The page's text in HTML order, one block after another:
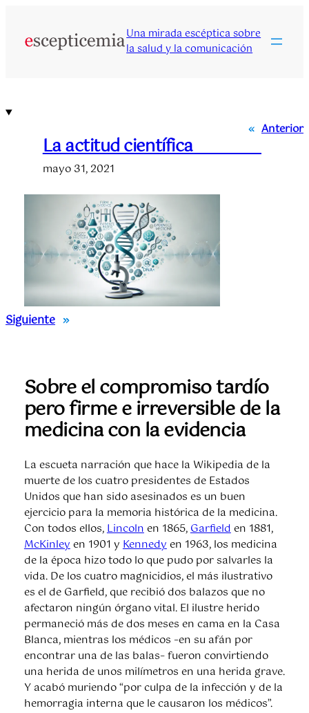
contenido
Una mirada escéptica sobre
la salud y la comunicación
« Anterior
La actitud científica
mayo 31, 2021
Siguiente »
Sobre el compromiso tardío
pero firme e irreversible de la
medicina con la evidencia
La escueta narración que hace la Wikipedia de la
muerte de los cuatro presidentes de Estados
Unidos que han sido asesinados es un buen
ejercicio para la memoria histórica de la medicina.
Con todos ellos,Lincolnen 1865,Garfielden 1881,
McKinleyen 1901 yKennedyen 1963, los medicina
de la época hizo todo lo que pudo por salvarles la
vida. De los cuatro magnicidios, el más ilustrativo
es el de Garfield, que recibió dos balazos que no
afectaron ningún órgano vital. El ilustre herido
permaneció más de dos meses en cama en la Casa
Blanca, mientras los médicos –en su afán por
encontrar una de las balas– fueron convirtiendo
una herida de unos milímetros en una herida grave.
Y acabó muriendo “por culpa de la infección y de la
hemorragia interna que le causaron los médicos”.